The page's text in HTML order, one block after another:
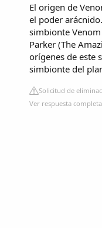
El origen de
el poder
simbionte
Parker (The
orígenes de este
simbionte del
Solicitud de
Ver respuesta